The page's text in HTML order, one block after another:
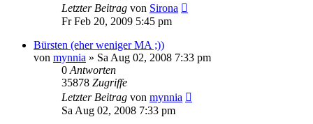
Letzter Beitrag von Sirona
Fr Feb 20, 2009 5:45 pm
Bürsten (eher weniger MA ;))
von mynnia » Sa Aug 02, 2008 7:33 pm
0 Antworten
35878 Zugriffe
Letzter Beitrag von mynnia
Sa Aug 02, 2008 7:33 pm